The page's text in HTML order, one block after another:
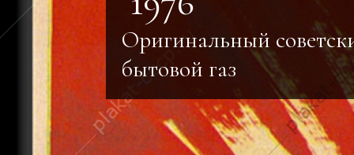
Оригинальный
бытовой газ